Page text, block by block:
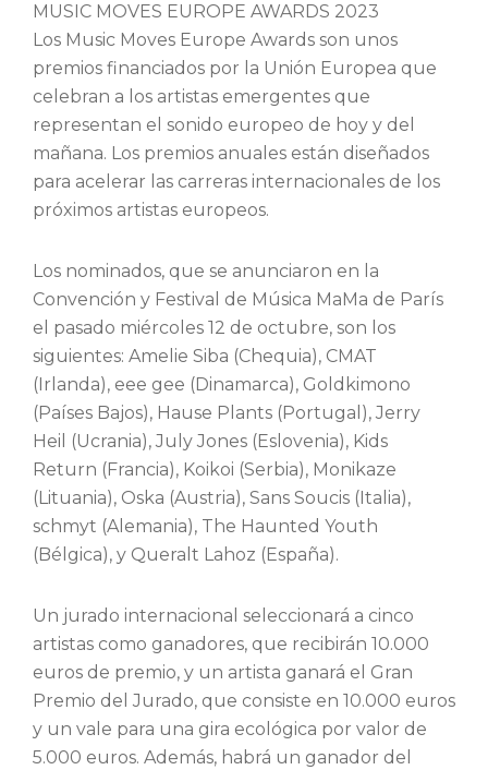
MUSIC MOVES EUROPE AWARDS 2023
Los Music Moves Europe Awards son unos
premios financiados por la Unión Europea que
celebran a los artistas emergentes que
representan el sonido europeo de hoy y del
mañana. Los premios anuales están diseñados
para acelerar las carreras internacionales de los
próximos artistas europeos.
Los nominados, que se anunciaron en la
Convención y Festival de Música MaMa de París
el pasado miércoles 12 de octubre, son los
siguientes: Amelie Siba (Chequia), CMAT
(Irlanda), eee gee (Dinamarca), Goldkimono
(Países Bajos), Hause Plants (Portugal), Jerry
Heil (Ucrania), July Jones (Eslovenia), Kids
Return (Francia), Koikoi (Serbia), Monikaze
(Lituania), Oska (Austria), Sans Soucis (Italia),
schmyt (Alemania), The Haunted Youth
(Bélgica), y Queralt Lahoz (España).
Un jurado internacional seleccionará a cinco
artistas como ganadores, que recibirán 10.000
euros de premio, y un artista ganará el Gran
Premio del Jurado, que consiste en 10.000 euros
y un vale para una gira ecológica por valor de
5.000 euros. Además, habrá un ganador del